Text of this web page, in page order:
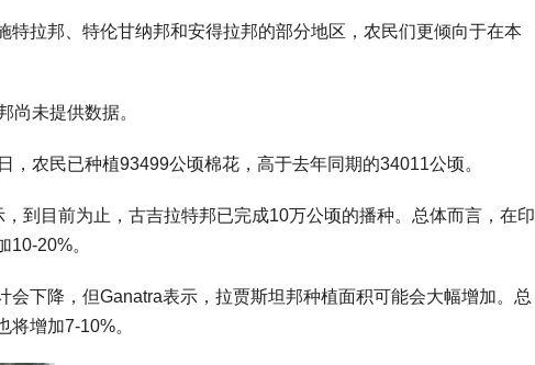
特拉邦、特伦甘纳邦和安得拉邦的部分地区，农民们更倾向于在本
尚未提供数据。
农民已种植93499公顷棉花，高于去年同期的34011公顷。
到目前为止，古吉拉特邦已完成10万公顷的播种。总体而言，在印
20%。
下降，但Ganatra表示，拉贾斯坦邦种植面积可能会大幅增加。总
增加7-10%。